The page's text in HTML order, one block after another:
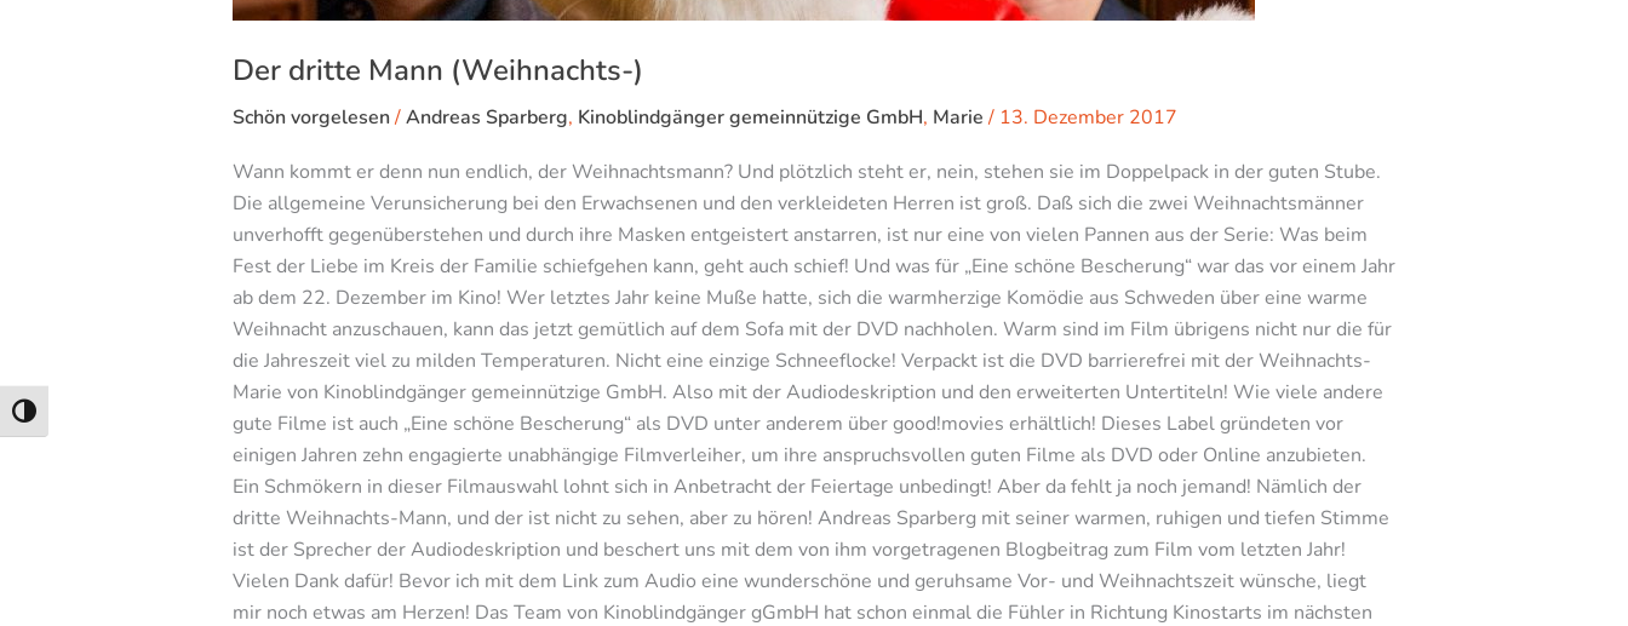
Umschalten auf hohe Kontraste
Der dritte Mann (Weihnachts-)
Schön vorgelesen/Andreas Sparberg, Kinoblindgänger gemeinnützige GmbH, Marie / 13. Dezember 2017
Wann kommt er denn nun endlich, der Weihnachtsmann? Und plötzlich steht er, nein, stehen sie im Doppelpack in der guten Stube.
Die allgemeine Verunsicherung bei den Erwachsenen und den verkleideten Herren ist groß. Daß sich die zwei Weihnachtsmänner
unverhofft gegenüberstehen und durch ihre Masken entgeistert anstarren, ist nur eine von vielen Pannen aus der Serie: Was beim
Fest der Liebe im Kreis der Familie schiefgehen kann, geht auch schief! Und was für „Eine schöne Bescherung“ war das vor einem Jahr
ab dem 22. Dezember im Kino! Wer letztes Jahr keine Muße hatte, sich die warmherzige Komödie aus Schweden über eine warme
Weihnacht anzuschauen, kann das jetzt gemütlich auf dem Sofa mit der DVD nachholen. Warm sind im Film übrigens nicht nur die für
die Jahreszeit viel zu milden Temperaturen. Nicht eine einzige Schneeflocke! Verpackt ist die DVD barrierefrei mit der Weihnachts-
Marie von Kinoblindgänger gemeinnützige GmbH. Also mit der Audiodeskription und den erweiterten Untertiteln! Wie viele andere
gute Filme ist auch „Eine schöne Bescherung“ als DVD unter anderem über good!movies erhältlich! Dieses Label gründeten vor
einigen Jahren zehn engagierte unabhängige Filmverleiher, um ihre anspruchsvollen guten Filme als DVD oder Online anzubieten.
Ein Schmökern in dieser Filmauswahl lohnt sich in Anbetracht der Feiertage unbedingt! Aber da fehlt ja noch jemand! Nämlich der
dritte Weihnachts-Mann, und der ist nicht zu sehen, aber zu hören! Andreas Sparberg mit seiner warmen, ruhigen und tiefen Stimme
ist der Sprecher der Audiodeskription und beschert uns mit dem von ihm vorgetragenen Blogbeitrag zum Film vom letzten Jahr!
Vielen Dank dafür! Bevor ich mit dem Link zum Audio eine wunderschöne und geruhsame Vor- und Weihnachtszeit wünsche, liegt
mir noch etwas am Herzen! Das Team von Kinoblindgänger gGmbH hat schon einmal die Fühler in Richtung Kinostarts im nächsten